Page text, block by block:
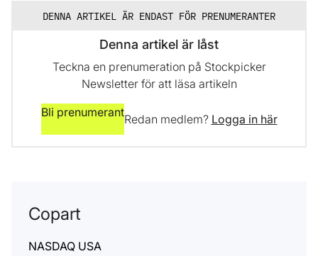
DENNA ARTIKEL ÄR ENDAST FÖR PRENUMERANTER
Denna artikel är låst
Teckna en prenumeration på Stockpicker
Newsletter för att läsa artikeln
Bli prenumerantRedan medlem? Logga in här
Copart
NASDAQ USA